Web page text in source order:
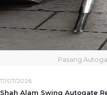
Pasang
17/07/2026
Shah Alam Swing Autogate